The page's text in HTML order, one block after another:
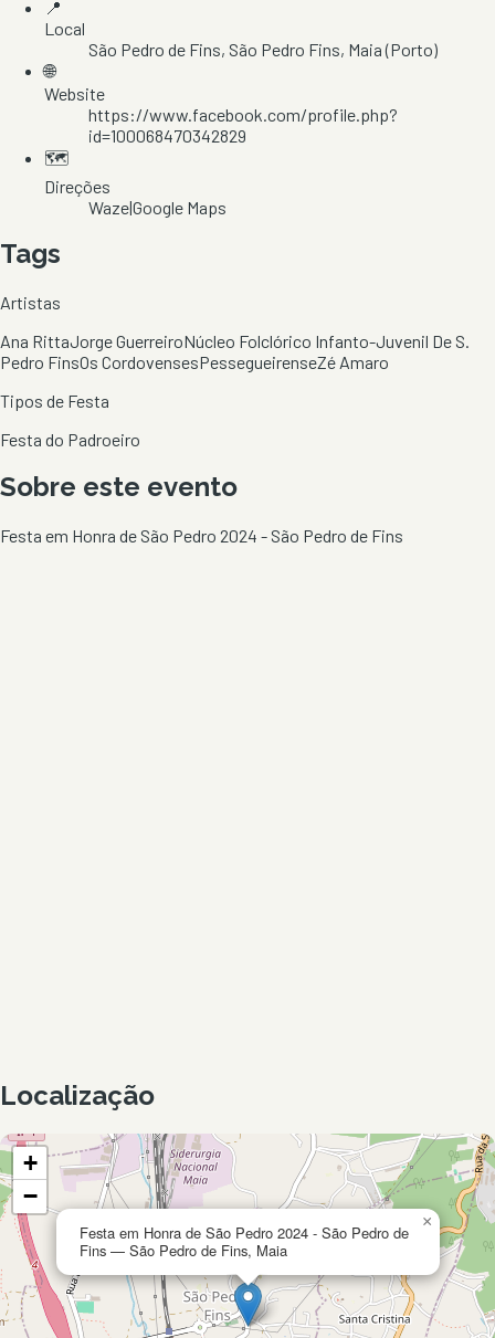
📍
Local
São Pedro de Fins, São Pedro Fins, Maia(Porto)
🌐
Website
https://www.facebook.com/profile.php?
id=100068470342829
🗺️
Direções
Waze|Google Maps
Tags
Artistas
Ana RittaJorge GuerreiroNúcleo Folclórico Infanto-Juvenil De S.
Pedro FinsOs CordovensesPessegueirenseZé Amaro
Tipos de Festa
Festa do Padroeiro
Sobre este evento
Festa em Honra de São Pedro 2024 - São Pedro de Fins
Localização
Festa em Honra de São Pedro 2024 - São Pedro de
Fins — São Pedro de Fins, Maia
×
+
−